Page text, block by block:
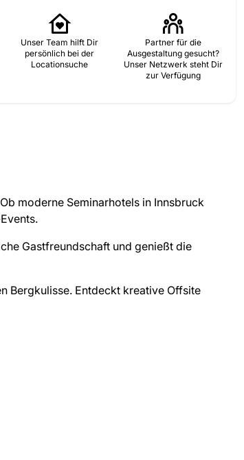
Unser Team hilft Dir
persönlich bei der
Locationsuche
Partner für die
Ausgestaltung gesucht?
Unser Netzwerk steht Dir
zur Verfügung
moderne Seminarhotels in Innsbruck
Gastfreundschaft und genießt die
Bergkulisse. Entdeckt kreative Offsite